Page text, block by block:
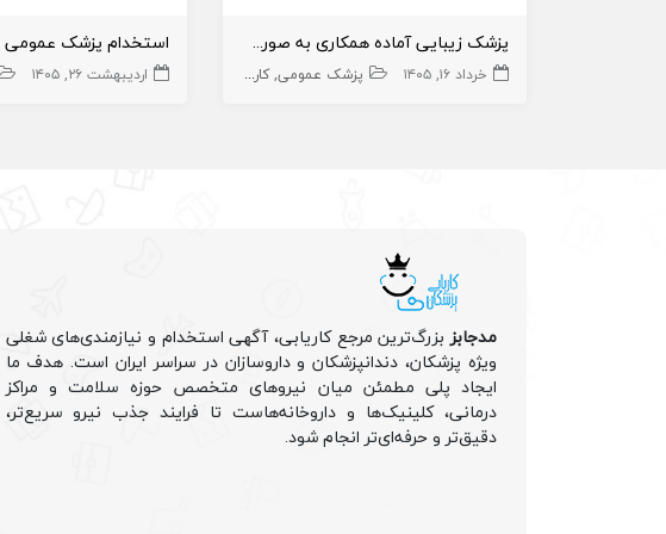
پزشک زیبایی آماده همکاری به صورت پاره وقت در مشهد و حومه
خرداد ۱۶, ۱۴۰۵ پزشک عمومی کارجو پوست و زیبایی زیباییاردیبهشت ۲۶, ۱۴۰۵
مدجابزبزرگ‌ترین مرجع کاریابی، آگهی استخدام و نیازمندی‌های شغلی
ویژه پزشکان، دندانپزشکان و داروسازان در سراسر ایران است. هدف ما
ایجاد پلی مطمئن میان نیروهای متخصص حوزه سلامت و مراکز
درمانی، کلینیک‌ها و داروخانه‌هاست تا فرایند جذب نیرو سریع‌تر،
دقیق‌تر و حرفه‌ای‌تر انجام شود.